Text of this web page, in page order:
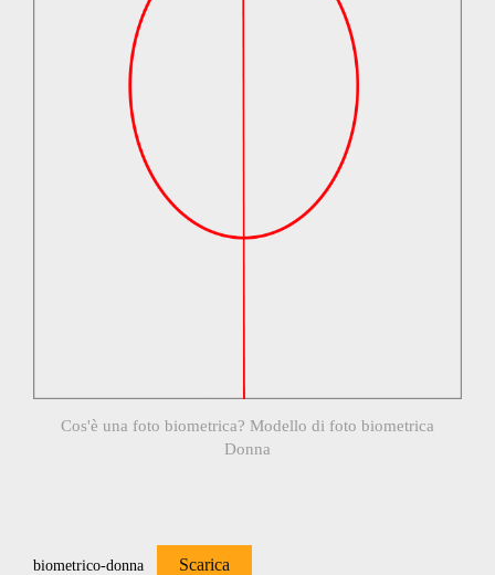
Cos'è una foto biometrica? Modello di foto biometrica
Donna
biometrico-donna Scarica